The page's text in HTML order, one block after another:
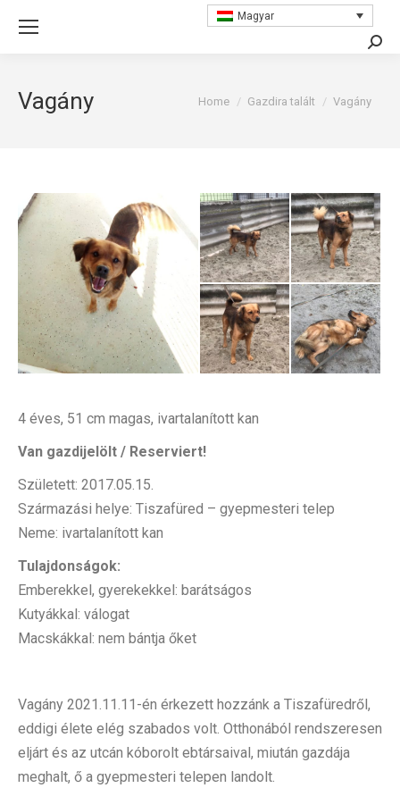
Magyar
Vagány You are here:
Home Gazdira talált Vagány
4 éves, 51 cm magas, ivartalanított kan
Van gazdijelölt / Reserviert!
Született: 2017.05.15.
Származási helye: Tiszafüred – gyepmesteri telep
Neme: ivartalanított kan
Tulajdonságok:
Emberekkel, gyerekekkel: barátságos
Kutyákkal: válogat
Macskákkal: nem bántja őket
Vagány 2021.11.11-én érkezett hozzánk a Tiszafüredről,
eddigi élete elég szabados volt. Otthonából rendszeresen
eljárt és az utcán kóborolt ebtársaival, miután gazdája
meghalt, ő a gyepmesteri telepen landolt.